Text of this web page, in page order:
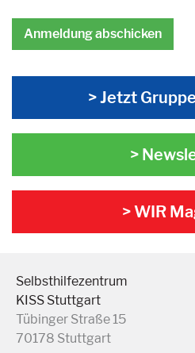
> Jetzt
>
> WIR
Selbsthilfezentrum
KISS Stuttgart
Tübinger Straße 15
70178 Stuttgart